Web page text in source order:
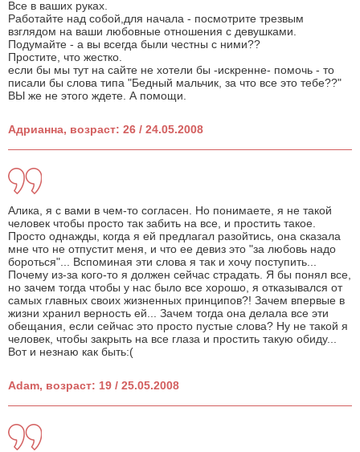
Все в ваших руках.
Работайте над собой,для начала - посмотрите трезвым
взглядом на ваши любовные отношения с девушками.
Подумайте - а вы всегда были честны с ними??
Простите, что жестко.
если бы мы тут на сайте не хотели бы -искренне- помочь - то
писали бы слова типа "Бедный мальчик, за что все это тебе??"
ВЫ же не этого ждете. А помощи.
Адрианна, возраст: 26 / 24.05.2008
Алика, я с вами в чем-то согласен. Но понимаете, я не такой
человек чтобы просто так забить на все, и простить такое.
Просто однажды, когда я ей предлагал разойтись, она сказала
мне что не отпустит меня, и что ее девиз это "за любовь надо
бороться"... Вспоминая эти слова я так и хочу поступить...
Почему из-за кого-то я должен сейчас страдать. Я бы понял все,
но зачем тогда чтобы у нас было все хорошо, я отказывался от
самых главных своих жизненных принципов?! Зачем впервые в
жизни хранил верность ей... Зачем тогда она делала все эти
обещания, если сейчас это просто пустые слова? Ну не такой я
человек, чтобы закрыть на все глаза и простить такую обиду...
Вот и незнаю как быть:(
Adam, возраст: 19 / 25.05.2008